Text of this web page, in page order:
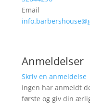
Email
Anmeldelser
Skriv en anmeldelse
Ingen har anmeldt
første og giv din